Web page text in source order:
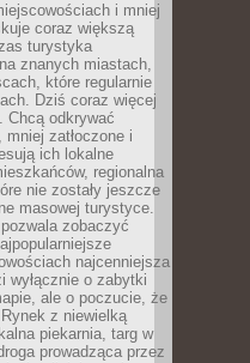
i mniej
coraz większą
turystyka
znanych miastach,
które regularnie
Dziś coraz więcej
Chcą odkrywać
zatłoczone i
ich lokalne
regionalna
nie zostały jeszcze
masowej turystyce.
zobaczyć
najcenniejsza
wyłącznie o zabytki
ale o poczucie, że
z niewielką
piekarnia, targ w
prowadząca przez